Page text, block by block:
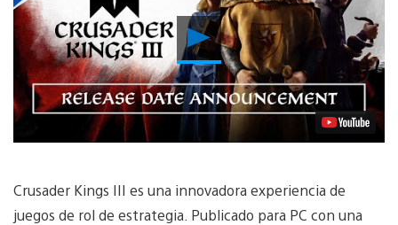
Reproducir
Video
Crusader Kings III es una innovadora experiencia de
juegos de rol de estrategia. Publicado para PC con una